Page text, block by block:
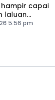
hampir capai
laluan
5:56 pm